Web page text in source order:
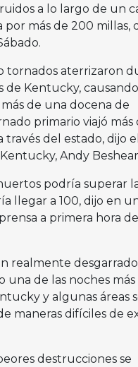
a lo largo de un
más de 200 millas,
tornados aterrizaron
de Kentucky,
de una docena de
primario viajó más
través del estado, dijo el
Andy
podría superar
llegar a 100, dijo en
a primera hora
realmente
una de las noches
y algunas áreas
maneras difíciles de
destrucciones se